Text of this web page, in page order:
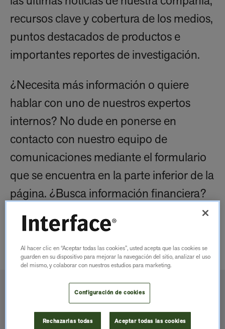
recursos clave y cobertura de los medios,
puntos destacados de productos e
importantes reportes de investigación.
¿Necesita más información o quiere
hablar con uno de nuestros expertos
internos? No dude en ponerse en
contacto con nuestro equipo de
comunicaciones mediante el formulario
que se encuentra en la parte inferior de la
página. ¿Busca información financiera?
Visite nuestro sitio de
inversionistas .
Últimas Noticias
Al hacer clic en “Aceptar todas las cookies”, usted acepta que las cookies se
guarden en su dispositivo para mejorar la navegación del sitio, analizar el uso
del mismo, y colaborar con nuestros estudios para marketing.
Configuración de cookies
Rechazarlas todas Aceptar todas las cookies